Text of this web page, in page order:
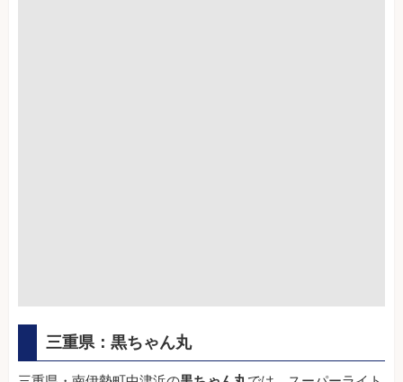
三重県：黒ちゃん丸